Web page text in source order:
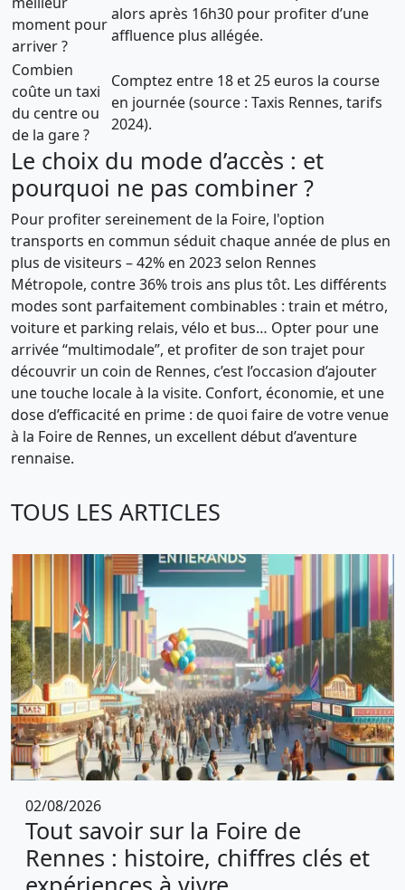
moment pour
arriver ?
alors après 16h30 pour profiter d’une
affluence plus allégée.
Combien
coûte un taxi
du centre ou
de la gare ?
Comptez entre 18 et 25 euros la course
en journée (source : Taxis Rennes, tarifs
2024).
Le choix du mode d’accès : et
pourquoi ne pas combiner ?
Pour profiter sereinement de la Foire, l'option
transports en commun séduit chaque année de plus en
plus de visiteurs – 42% en 2023 selon Rennes
Métropole, contre 36% trois ans plus tôt. Les différents
modes sont parfaitement combinables : train et métro,
voiture et parking relais, vélo et bus… Opter pour une
arrivée “multimodale”, et profiter de son trajet pour
découvrir un coin de Rennes, c’est l’occasion d’ajouter
une touche locale à la visite. Confort, économie, et une
dose d’efficacité en prime : de quoi faire de votre venue
à la Foire de Rennes, un excellent début d’aventure
rennaise.
TOUS LES ARTICLES
02/08/2026
Tout savoir sur la Foire de
Rennes : histoire, chiffres clés et